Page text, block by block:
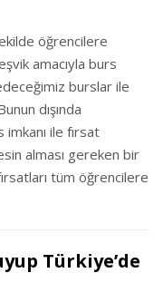
öğrencilere
amacıyla burs
burslar ile
dışında
ile fırsat
alması gereken bir
tüm öğrencilere
Türkiye’de